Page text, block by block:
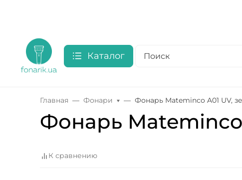
Каталог
Главная Фонари Фонарь Mateminсo A01 UV,
Фонарь
К сравнению